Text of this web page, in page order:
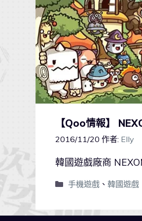
【Qoo情報】
2016/11/20 作者: Elly
韓國遊戲廠商
手機遊戲、 韓國遊戲